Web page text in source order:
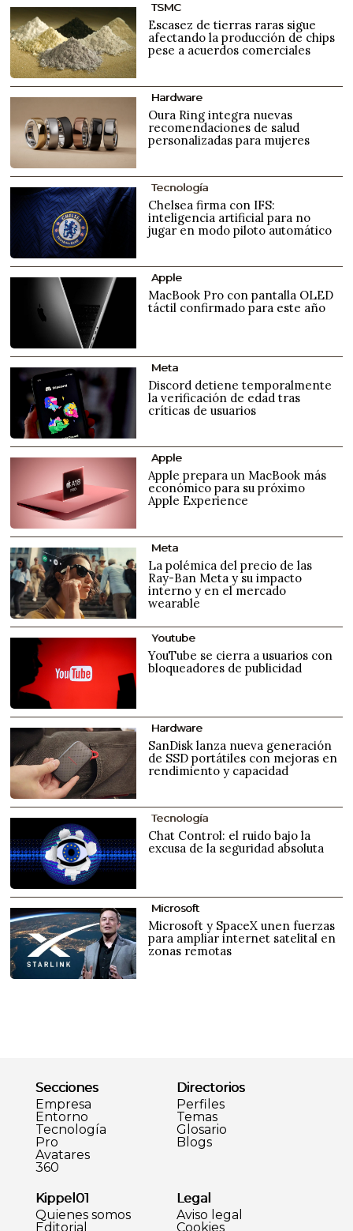
TSMC
Escasez de tierras raras sigue
afectando la producción de chips
pese a acuerdos comerciales
Hardware
Oura Ring integra nuevas
recomendaciones de salud
personalizadas para mujeres
Tecnología
Chelsea firma con IFS:
inteligencia artificial para no
jugar en modo piloto automático
Apple
MacBook Pro con pantalla OLED
táctil confirmado para este año
Meta
Discord detiene temporalmente
la verificación de edad tras
críticas de usuarios
Apple
Apple prepara un MacBook más
económico para su próximo
Apple Experience
Meta
La polémica del precio de las
Ray-Ban Meta y su impacto
interno y en el mercado
wearable
Youtube
YouTube se cierra a usuarios con
bloqueadores de publicidad
Hardware
SanDisk lanza nueva generación
de SSD portátiles con mejoras en
rendimiento y capacidad
Tecnología
Chat Control: el ruido bajo la
excusa de la seguridad absoluta
Microsoft
Microsoft y SpaceX unen fuerzas
para ampliar internet satelital en
zonas remotas
Secciones
Empresa
Entorno
Tecnología
Pro
Avatares
360
Directorios
Perfiles
Temas
Glosario
Blogs
Kippel01
Quienes somos
Editorial
Legal
Aviso legal
Cookies